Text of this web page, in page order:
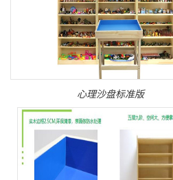
心理沙盘标准版